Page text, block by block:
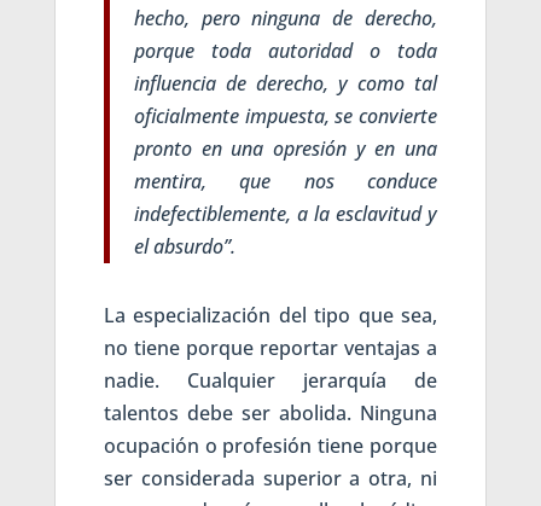
hecho, pero ninguna de derecho,
porque toda autoridad o toda
influencia de derecho, y como tal
oficialmente impuesta, se convierte
pronto en una opresión y en una
mentira, que nos conduce
indefectiblemente, a la esclavitud y
el absurdo”.
La especialización del tipo que sea,
no tiene porque reportar ventajas a
nadie. Cualquier jerarquía de
talentos debe ser abolida. Ninguna
ocupación o profesión tiene porque
ser considerada superior a otra, ni